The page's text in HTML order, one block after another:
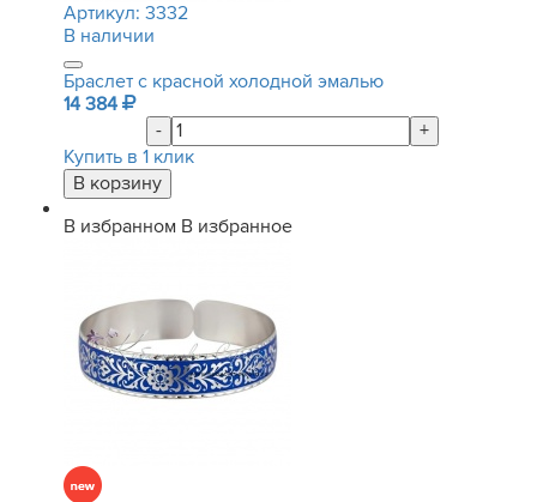
Артикул: 3332
В наличии
Браслет с красной холодной эмалью
14 384
-
+
Купить в 1 клик
В избранном В избранное